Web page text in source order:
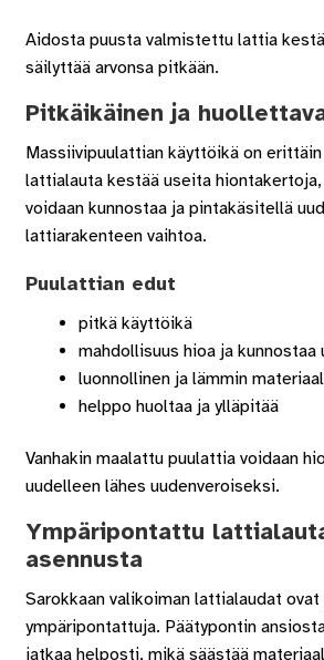
Aidosta puusta valmistettu lattia
säilyttää arvonsa pitkään.
Pitkäikäinen ja
Massiivipuulattian käyttöikä on
lattialauta kestää useita
voidaan kunnostaa ja pintakäsitellä
lattiarakenteen vaihtoa.
Puulattian edut
pitkä käyttöikä
mahdollisuus hioa ja
luonnollinen ja lämmin
helppo huoltaa ja ylläpitää
Vanhakin maalattu puulattia voidaan
uudelleen lähes uudenveroiseksi.
Ympäripontattu
asennusta
Sarokkaan valikoiman lattialaudat ovat
ympäripontattuja. Päätypontin
jatkaa helposti, mikä säästää